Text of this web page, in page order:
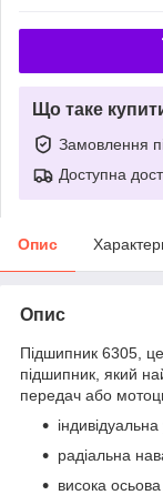
Що таке
Замовлення
Доступна
Опис
Опис
Підшипник 6305, це
підшипник, який
передач або
радіальна
висока